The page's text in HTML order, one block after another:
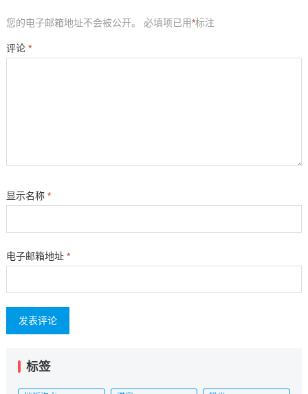
您的电子邮箱地址不会被公开。 必填项已用*标注
评论 *
显示名称 *
电子邮箱地址 *
标签